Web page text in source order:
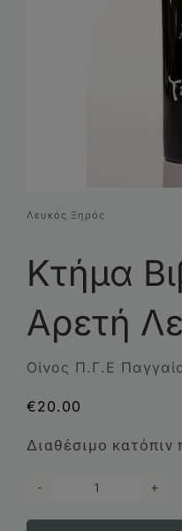
Λευκός Ξηρός
Κτήμα
Αρετή
Οίνος Π.Γ.Ε
€20.00
Διαθέσιμο κατόπιν
Κτήμα
Βιβλία